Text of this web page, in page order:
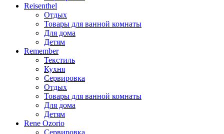
Reisenthel
Отдых
Товары для ванной комнаты
Для дома
Детям
Remember
Текстиль
Кухня
Сервировка
Отдых
Товары для ванной комнаты
Для дома
Детям
Rene Ozorio